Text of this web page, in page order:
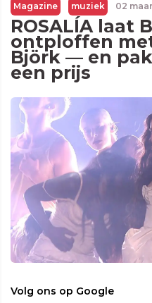
Magazine muziek 02
ROSALÍA laat
ontploffen
Björk — en
een prijs
Volg ons op Google